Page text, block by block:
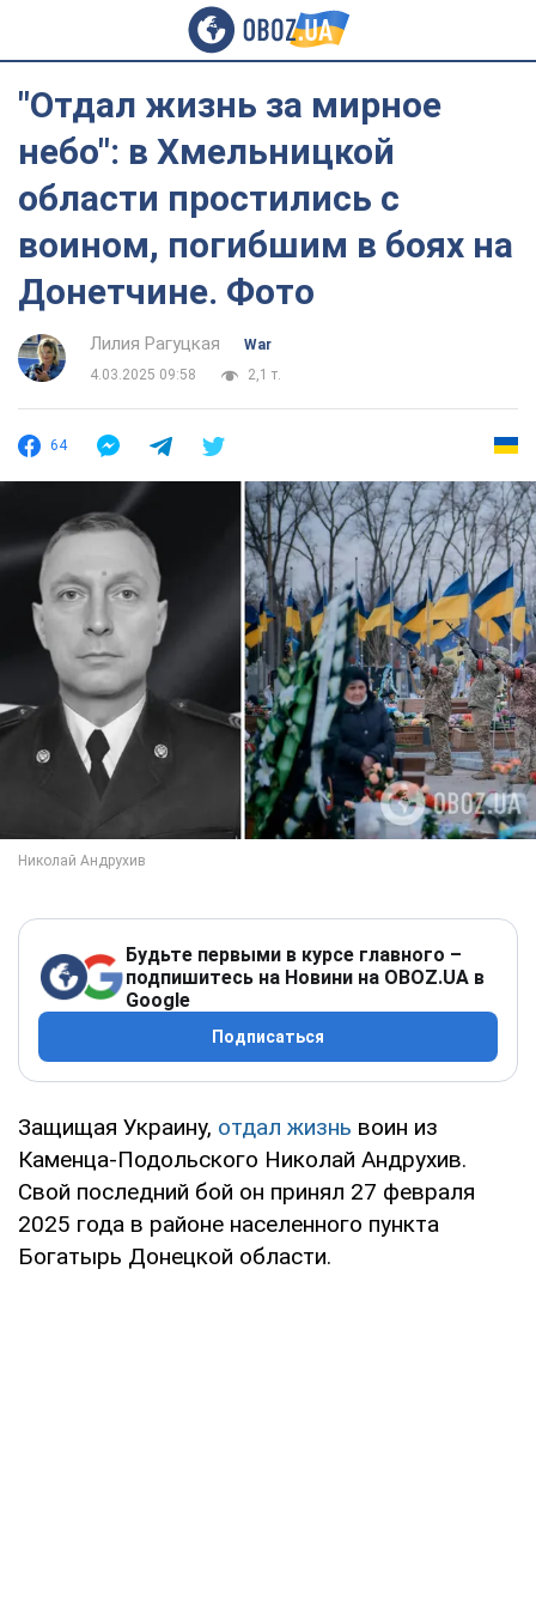
"Отдал жизнь за мирное
небо": в Хмельницкой
области простились с
воином, погибшим в боях на
Донетчине. Фото
Лилия Рагуцкая
War
4.03.2025 09:58
2,1 т.
64
Будьте первыми в курсе главного –
подпишитесь на Новини на OBOZ.UA в
Google
Подписаться
Защищая Украину, отдал жизнь воин из
Каменца-Подольского Николай Андрухив.
Свой последний бой он принял 27 февраля
2025 года в районе населенного пункта
Богатырь Донецкой области.